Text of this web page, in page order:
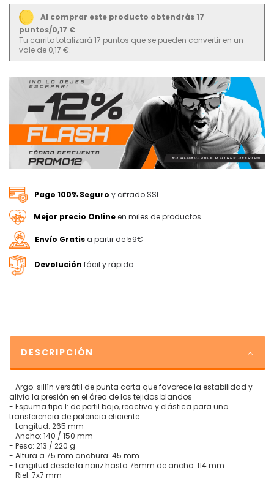
Al comprar este producto obtendrás 17
puntos/0,17 €
Tu carrito totalizará 17 puntos que se pueden convertir en un
vale de 0,17 €.
Pago 100% Seguro y cifrado SSL
Mejor precio Onlineen miles de productos
Envío Gratisa partir de 59€
Devolución fácil y rápida
DESCRIPCIÓN
- Argo: sillín versátil de punta corta que favorece la estabilidad y
alivia la presión en el área de los tejidos blandos
- Espuma tipo 1: de perfil bajo, reactiva y elástica para una
transferencia de potencia eficiente
- Longitud: 265 mm
- Ancho: 140 / 150 mm
- Peso: 213 / 220 g
- Altura a 75 mm anchura: 45 mm
- Longitud desde la nariz hasta 75mm de ancho: 114 mm
- Riel: 7x7 mm